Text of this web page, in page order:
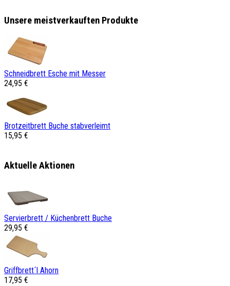
Unsere meistverkauften Produkte
Schneidbrett Esche mit Messer
24,95 €
Brotzeitbrett Buche stabverleimt
15,95 €
Aktuelle Aktionen
Servierbrett / Küchenbrett Buche
29,95 €
Griffbrett´l Ahorn
17,95 €